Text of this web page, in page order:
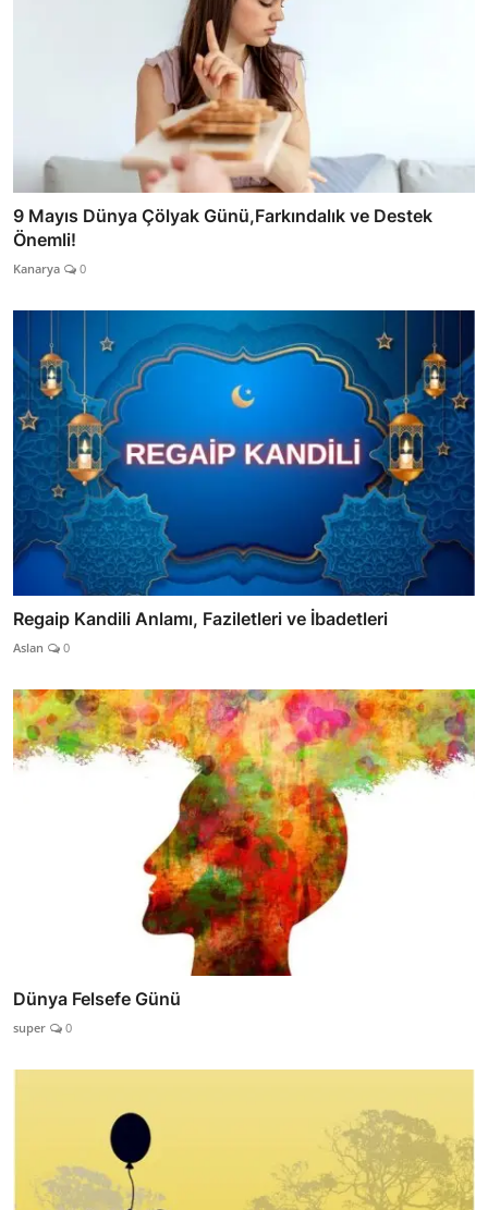
9 Mayıs Dünya Çölyak Günü,Farkındalık ve Destek
Önemli!
Kanarya 0
Regaip Kandili Anlamı, Faziletleri ve İbadetleri
Aslan 0
Dünya Felsefe Günü
super 0